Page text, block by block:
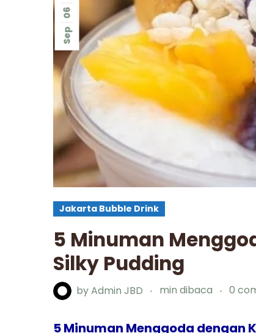
Sep
06
Jakarta Bubble Drink
5 Minuman
Silky Pudding
byAdmin JBD min dibaca 0
5 Minuman Menggoda dengan